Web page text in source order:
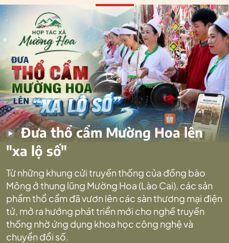
Đưa thổ cẩm Mường Hoa lên
"xa lộ số"
Từ những khung cửi truyền thống của đồng bào
Mông ở thung lũng Mường Hoa (Lào Cai), các sản
phẩm thổ cẩm đã vươn lên các sàn thương mại điện
tử, mở ra hướng phát triển mới cho nghề truyền
thống nhờ ứng dụng khoa học công nghệ và
chuyển đổi số.